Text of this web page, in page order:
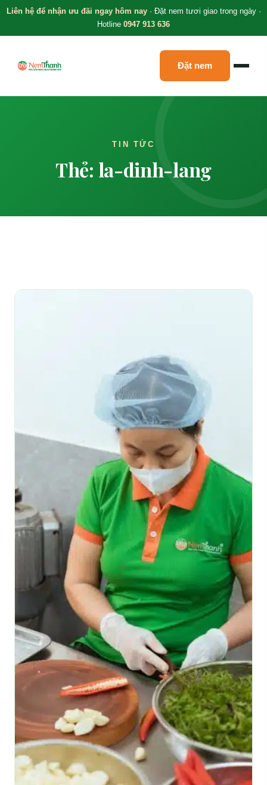
Liên hệ để nhận ưu đãi ngay hôm nay· Đặt nem tươi giao trong ngày ·
Hotline 0947 913 636
Đặt nem
TIN TỨC
Thẻ: la-dinh-lang